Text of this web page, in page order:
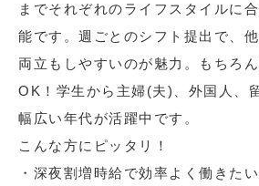
までそれぞれのライフスタイルに
能です。週ごとのシフト提出で、
両立もしやすいのが魅力。もちろ
OK！学生から主婦(夫)、外国人、
幅広い年代が活躍中です。
こんな方にピッタリ！
・深夜割増時給で効率よく働きたい